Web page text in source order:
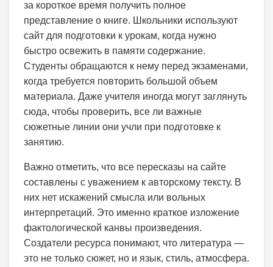
за короткое время получить полное
представление о книге. Школьники используют
сайт для подготовки к урокам, когда нужно
быстро освежить в памяти содержание.
Студенты обращаются к нему перед экзаменами,
когда требуется повторить большой объем
материала. Даже учителя иногда могут заглянуть
сюда, чтобы проверить, все ли важные
сюжетные линии они учли при подготовке к
занятию.
Важно отметить, что все пересказы на сайте
составлены с уважением к авторскому тексту. В
них нет искажений смысла или вольных
интерпретаций. Это именно краткое изложение
фактологической канвы произведения.
Создатели ресурса понимают, что литература —
это не только сюжет, но и язык, стиль, атмосфера.